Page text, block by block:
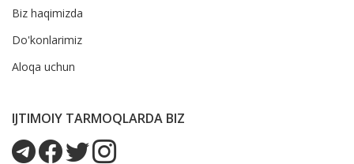
Biz haqimizda
Do'konlarimiz
Aloqa uchun
IJTIMOIY TARMOQLARDA BIZ